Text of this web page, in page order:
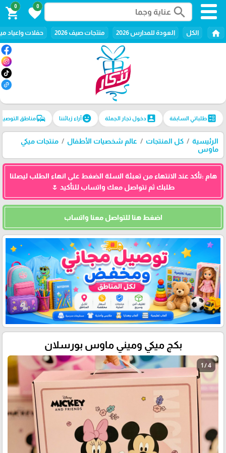
search
0
favorite
0
shopping_cart
home الكل العودة للمدارس 2026 منتجات صيف 2026 حفلات واعياد
ballotطلباتي السابقة account_boxدخول تجار الجملة emoji_emotionsآراء زبائننا commuteمناطق
الرئيسية كل المنتجات عالم شخصيات الأطفال
منتجات ميكي
ماوس
هام :تأكد عند الانتهاء من تعبئة السلة الضغط على انهاء الطلب ليصلنا
طلبك ثم نتواصل معك واتساب للتأكيد 🌷
اضغط هنا للتواصل معنا واتساب
بكج ميكي وميني ماوس بورسلان
1 / 4